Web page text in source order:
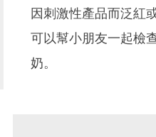
因刺激性產品而泛紅
可以幫小朋友一起檢
奶。